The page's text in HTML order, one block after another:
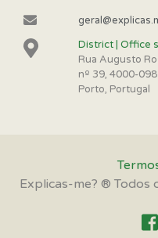
District | Office
Rua Augusto
nº 39, 4000-098
Porto, Portugal
Explicas-me? ® Todos